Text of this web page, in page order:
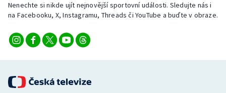
Nenechte si nikde ujít nejnovější sportovní události. Sledujte nás i
na Facebooku, X, Instagramu, Threads či YouTube a buďte v obraze.